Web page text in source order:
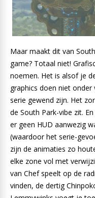
Maar maakt dit van
game? Totaal niet!
noemen. Het is alsof je
graphics doen niet
serie gewend zijn. Het
de South Park-vibe zit.
er geen HUD aanwezig
(waardoor het serie-
zijn de animaties zo
elke zone vol met
van Chef speelt op de
vinden, de dertig